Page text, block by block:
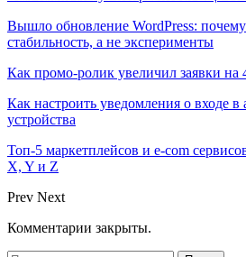
Вышло обновление WordPress:
стабильность, а не эксперименты
Как промо-ролик увеличил заявки на
Как настроить уведомления о входе в
устройства
Топ-5 маркетплейсов и e-com
X, Y и Z
Prev Next
Комментарии закрыты.